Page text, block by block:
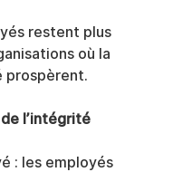
restent plus
où la
prospèrent.
l’intégrité
: les employés